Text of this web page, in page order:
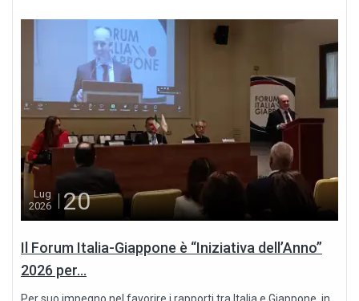
Lug
2026
20
Il Forum Italia-Giappone è “Iniziativa dell’Anno”
2026 per...